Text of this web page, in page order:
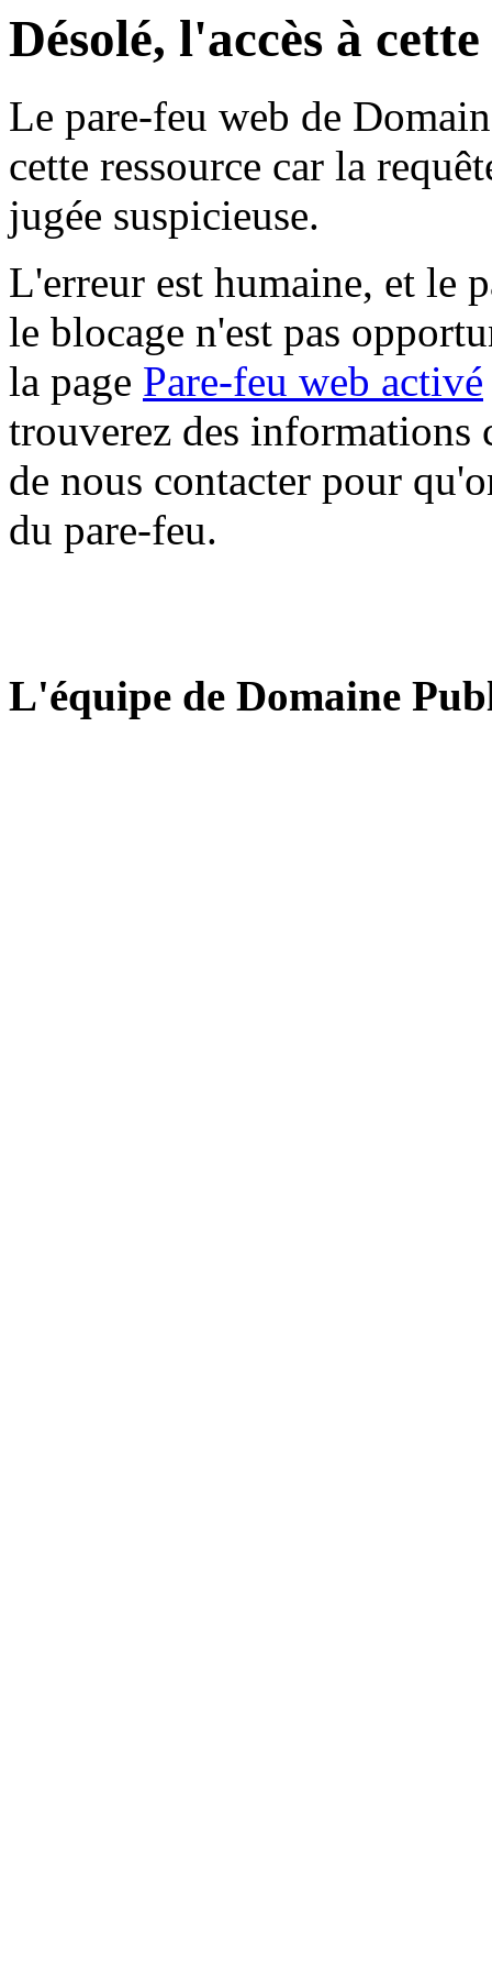
Désolé, l'accès à
Le pare-feu web de
cette ressource car la
jugée suspicieuse.
L'erreur est humaine, et le
le blocage n'est pas
la page Pare-feu web activé
trouverez des informations
de nous contacter pour
du pare-feu.
L'équipe de Domaine